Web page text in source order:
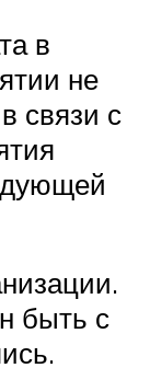
в
не
связи с
быть с